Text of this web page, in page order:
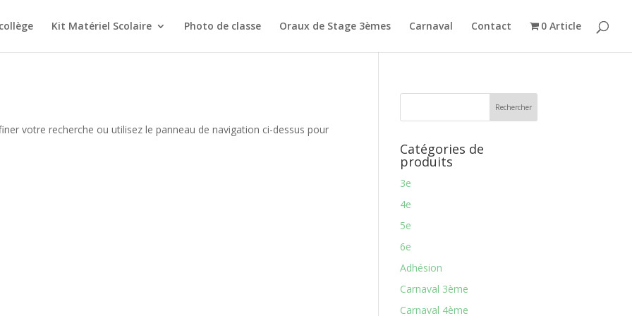
Kit Matériel Scolaire Photo de classe Oraux de Stage 3èmes Carnaval Contact 0 Article
votre recherche ou utilisez le panneau de navigation ci-dessus pour
Catégories de
produits
3e
4e
5e
6e
Adhésion
Carnaval 3ème
Carnaval 4ème